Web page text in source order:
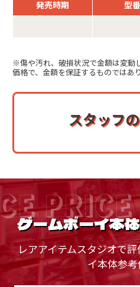
発売時期 型番
※傷や汚れ、破損状況で金額は変動
価格で、金額を保証するものではあ
スタッフ
PRICE
ゲームボーイ本
レアアイテムスタジオで
イ本体参